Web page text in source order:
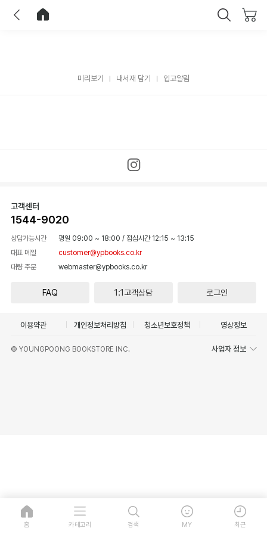
미리보기 내서재 담기 입고알림
고객센터
1544-9020
상담가능시간 평일 09:00 ~ 18:00 / 점심시간 12:15 ~ 13:15
대표 메일
customer@ypbooks.co.kr
대량 주문
webmaster@ypbooks.co.kr
FAQ 1:1고객상담 로그인
이용약관 개인정보처리방침 청소년보호정책 영상정보
© YOUNGPOONG BOOKSTORE INC. 사업자 정보
홈 카테고리 검색 MY 최근